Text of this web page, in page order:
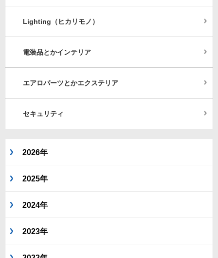
Lighting（ヒカリモノ）
電装品とかインテリア
エアロパーツとかエクステリア
セキュリティ
2026年
2025年
2024年
2023年